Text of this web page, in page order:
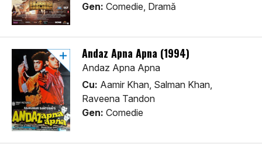
Gen: Comedie, Dramă
Andaz Apna Apna (1994)
Andaz Apna Apna
Cu: Aamir Khan, Salman Khan,
Raveena Tandon
Gen: Comedie